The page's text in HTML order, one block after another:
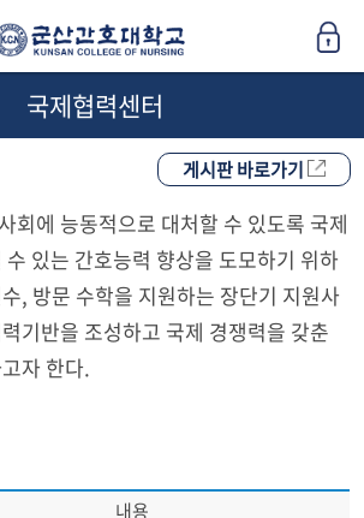
국제협력센터
게시판 바로가기
회에 능동적으로 대처할 수 있도록 국제
있는 간호능력 향상을 도모하기 위하
, 방문 수학을 지원하는 장단기 지원사
기반을 조성하고 국제 경쟁력을 갖춘
자 한다.
내용